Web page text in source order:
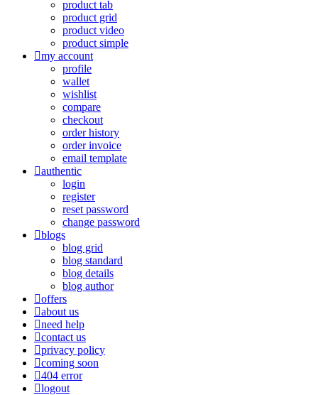
product tab
product grid
product video
product simple
my account
profile
wallet
wishlist
compare
checkout
order history
order invoice
email template
authentic
login
register
reset password
change password
blogs
blog grid
blog standard
blog details
blog author
offers
about us
need help
contact us
privacy policy
coming soon
404 error
logout